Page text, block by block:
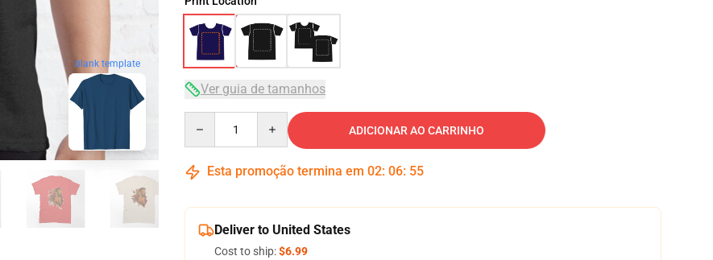
blank template
Ver guia de tamanhos
ADICIONAR AO CARRINHO
Esta promoção termina em 02: 06: 54
Deliver to United States
Cost to ship:$6.99